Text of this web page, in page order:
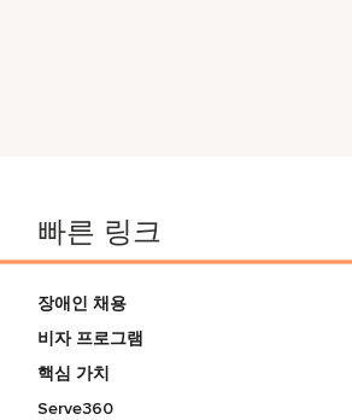
빠른 링크
장애인 채용
비자 프로그램
핵심 가치
Serve360